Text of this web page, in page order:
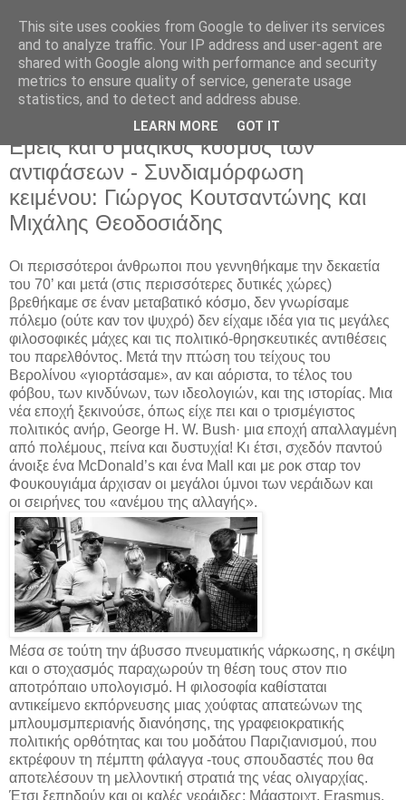
Σάββατο 25 Νοεμβρίου 2017
Εμείς και ο μαζικός κόσμος των
αντιφάσεων - Συνδιαμόρφωση
κειμένου: Γιώργος Κουτσαντώνης και
Μιχάλης Θεοδοσιάδης
Οι περισσότεροι άνθρωποι που γεννηθήκαμε την δεκαετία
του 70’ και μετά (στις περισσότερες δυτικές χώρες)
βρεθήκαμε σε έναν μεταβατικό κόσμο, δεν γνωρίσαμε
πόλεμο (ούτε καν τον ψυχρό) δεν είχαμε ιδέα για τις μεγάλες
φιλοσοφικές μάχες και τις πολιτικό-θρησκευτικές αντιθέσεις
του παρελθόντος. Μετά την πτώση του τείχους του
Βερολίνου «γιορτάσαμε», αν και αόριστα, το τέλος του
φόβου, των κινδύνων, των ιδεολογιών, και της ιστορίας. Μια
νέα εποχή ξεκινούσε, όπως είχε πει και ο τρισμέγιστος
πολιτικός ανήρ, George H. W. Bush· μια εποχή απαλλαγμένη
από πολέμους, πείνα και δυστυχία! Κι έτσι, σχεδόν παντού
άνοιξε ένα McDonald’s και ένα Mall και με ροκ σταρ τον
Φουκουγιάμα άρχισαν οι μεγάλοι ύμνοι των νεράιδων και
οι σειρήνες του «ανέμου της αλλαγής».
Μέσα σε τούτη την άβυσσο πνευματικής νάρκωσης, η σκέψη
και ο στοχασμός παραχωρούν τη θέση τους στον πιο
αποτρόπαιο υπολογισμό. Η φιλοσοφία καθίσταται
αντικείμενο εκπόρνευσης μιας χούφτας απατεώνων της
μπλουμσμπεριανής διανόησης, της γραφειοκρατικής
πολιτικής ορθότητας και του μοδάτου Παριζιανισμού, που
εκτρέφουν τη πέμπτη φάλαγγα -τους σπουδαστές που θα
αποτελέσουν τη μελλοντική στρατιά της νέας ολιγαρχίας.
Έτσι ξεπηδούν και οι καλές νεράιδες: Μάαστριχτ, Erasmus,
This site uses cookies from Google to deliver its services
and to analyze traffic. Your IP address and user-agent are
shared with Google along with performance and security
metrics to ensure quality of service, generate usage
statistics, and to detect and address abuse.
LEARN MORE GOT IT